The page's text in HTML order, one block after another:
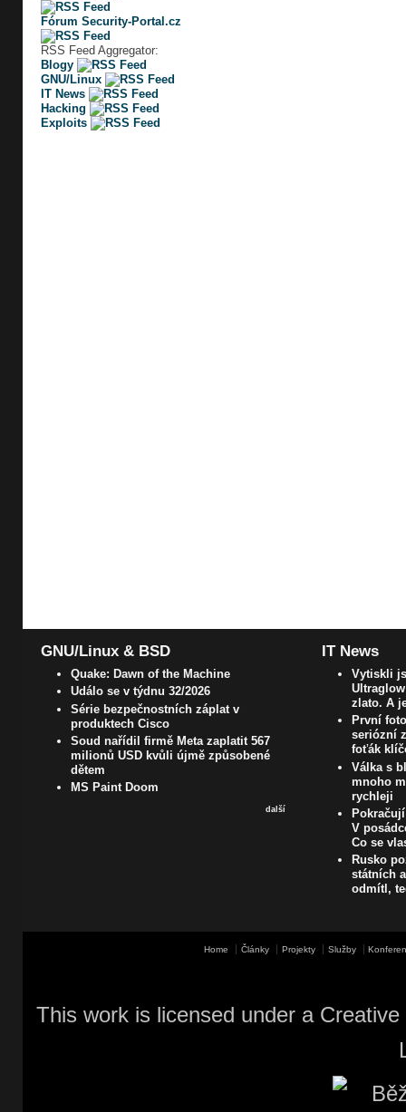
Fórum Security-Portal.cz
RSS Feed Aggregator:
Blogy
GNU/Linux
IT News
Hacking
Exploits
GNU/Linux & BSD
Quake: Dawn of the Machine
Událo se v týdnu 32/2026
Série bezpečnostních záplat v
produktech Cisco
Soud nařídil firmě Meta zaplatit 567
milionů USD kvůli újmě způsobené
dětem
MS Paint Doom
další
IT News
Vytiskli
zlato. A
První
seriózní
foťák
Válka s
mnoho
rychleji
V
Co se
Rusko
státních
odmítl,
Home Články Projekty Služby
This work is licensed under a